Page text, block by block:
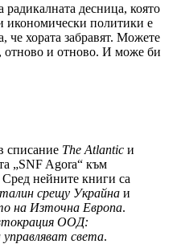
десница, която
икономически политики е
че хората забравят. Можете
отново и отново. И може би
списание The Atlantic и
„SNF Agora“ към
нейните книги са
срещу Украйна и
на Източна Европа.
ООД:
света.